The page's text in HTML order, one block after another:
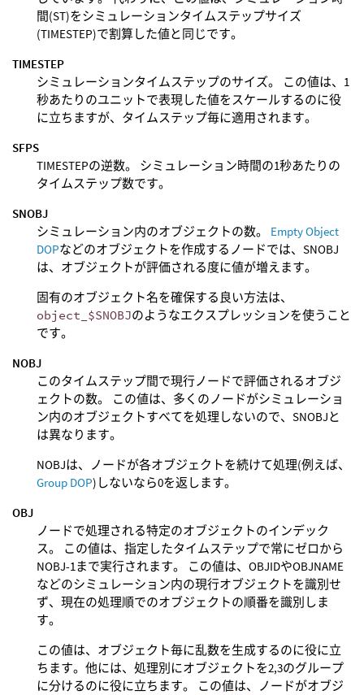
間(ST)をシミュレーションタイムステップサイズ
(TIMESTEP)で割算した値と同じです。
TIMESTEP
シミュレーションタイムステップのサイズ。 この値は、1
秒あたりのユニットで表現した値をスケールするのに役
に立ちますが、タイムステップ毎に適用されます。
SFPS
TIMESTEPの逆数。 シミュレーション時間の1秒あたりの
タイムステップ数です。
SNOBJ
シミュレーション内のオブジェクトの数。 Empty Object
DOPなどのオブジェクトを作成するノードでは、SNOBJ
は、オブジェクトが評価される度に値が増えます。
固有のオブジェクト名を確保する良い方法は、
object_$SNOBJのようなエクスプレッションを使うこと
です。
NOBJ
このタイムステップ間で現行ノードで評価されるオブジ
ェクトの数。 この値は、多くのノードがシミュレーショ
ン内のオブジェクトすべてを処理しないので、SNOBJと
は異なります。
NOBJは、ノードが各オブジェクトを続けて処理(例えば、
Group DOP)しないなら0を返します。
OBJ
ノードで処理される特定のオブジェクトのインデック
ス。 この値は、指定したタイムステップで常にゼロから
NOBJ-1まで実行されます。 この値は、OBJIDやOBJNAME
などのシミュレーション内の現行オブジェクトを識別せ
ず、現在の処理順でのオブジェクトの順番を識別しま
す。
この値は、オブジェクト毎に乱数を生成するのに役に立
ちます。他には、処理別にオブジェクトを2,3のグループ
に分けるのに役に立ちます。 この値は、ノードがオブジ